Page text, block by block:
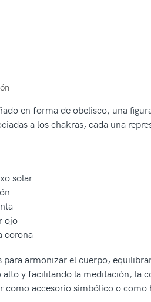
en forma de obelisco, una
a los chakras, cada una
solar
ojo
corona
para armonizar el cuerpo,
y facilitando la meditación, la
como accesorio simbólico o